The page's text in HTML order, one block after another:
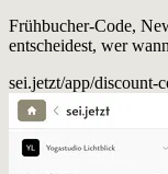
Frühbucher-Code,
entscheidest, wer
sei.jetzt/app/discount-